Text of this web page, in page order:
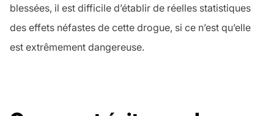
blessées, il est difficile d’établir de réelles statistiques
des effets néfastes de cette drogue, si ce n’est qu’elle
est extrêmement dangereuse.